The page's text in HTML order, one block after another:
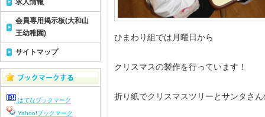
ひまわり組では月曜日から
クリスマスの製作を行っています！
折り紙でクリスマスツリーとサンタさ
求人情報
会員専用掲示板(大和山
王幼稚園)
サイトマップ
はてなブックマーク
Yahoo!ブックマーク